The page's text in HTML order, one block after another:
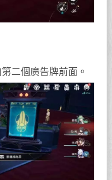
二個廣告牌前面。